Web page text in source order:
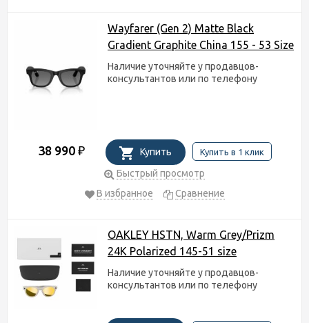
Wayfarer (Gen 2) Matte Black
Gradient Graphite China 155 - 53 Size
Наличие уточняйте у продавцов-
консультантов или по телефону
38 990 ₽ Купить Купить в 1 клик
Быстрый просмотр
В избранное
Сравнение
OAKLEY HSTN, Warm Grey/Prizm
24K Polarized 145-51 size
Наличие уточняйте у продавцов-
консультантов или по телефону